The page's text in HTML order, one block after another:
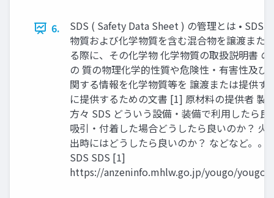
6.
SDS ( Safety Data Sheet ) の管理とは • SDS
物質および化学物質を含む混合物を譲渡また
る際に、その化学物 化学物質の取扱説明書 の
の 質の物理化学的性質や危険性・有害性及び
関する情報を化学物質等を 譲渡または提供す
に提供するための文書 [1] 原材料の提供者 製
方々 SDS どういう設備・装備で利用したら良
吸引・付着した場合どうしたら良いのか？ 火
出時にはどうしたら良いのか？ などなど。。
SDS SDS [1]
https://anzeninfo.mhlw.go.jp/yougo/